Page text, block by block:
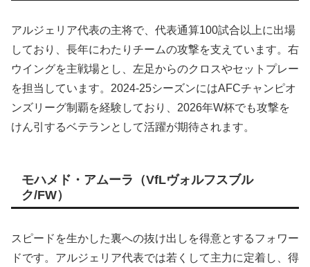
アルジェリア代表の主将で、代表通算100試合以上に出場
しており、長年にわたりチームの攻撃を支えています。右
ウイングを主戦場とし、左足からのクロスやセットプレー
を担当しています。2024-25シーズンにはAFCチャンピオ
ンズリーグ制覇を経験しており、2026年W杯でも攻撃を
けん引するベテランとして活躍が期待されます。
モハメド・アムーラ（VfLヴォルフスブル
ク/FW）
スピードを生かした裏への抜け出しを得意とするフォワー
ドです。アルジェリア代表では若くして主力に定着し、得